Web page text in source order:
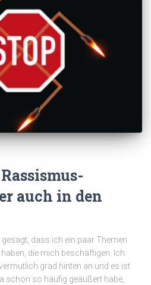
auch in den
dass ich ein paar Themen
die mich beschäftigen. Ich
grad hinten an und es ist
schon so häufig geäußert habe,